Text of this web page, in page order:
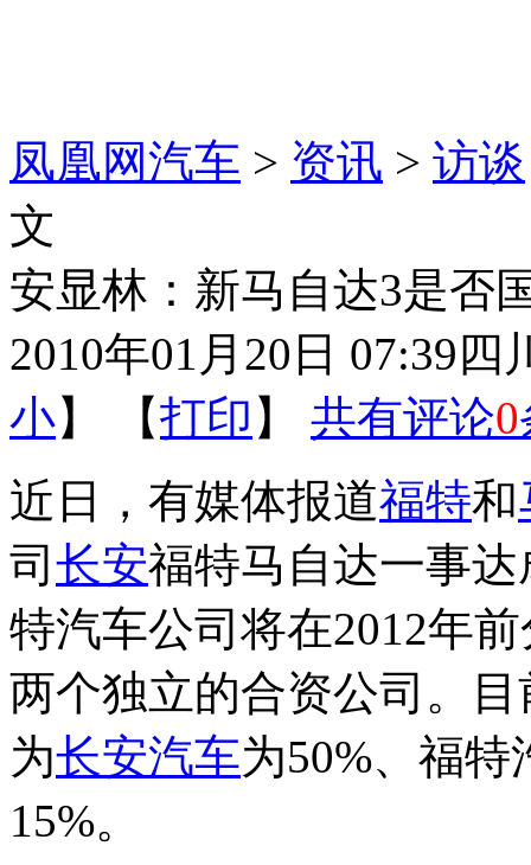
凤凰网汽车 > 资讯 > 访谈
文
安显林：新马自达3是否
2010年01月20日 07:39 四
小】 【打印 】 共有评论0
近日，有媒体报道福特和
司 长安福特马自达一事
特汽车公司将在2012年
两个独立的合资公司。
为长安汽车为50%、福
15%。